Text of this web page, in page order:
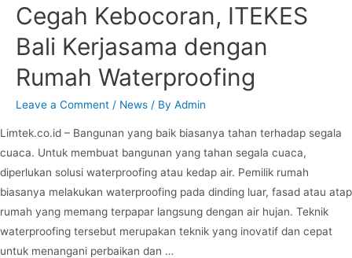
Cegah Kebocoran, ITEKES
Bali Kerjasama dengan
Rumah Waterproofing
Leave a Comment / News / By Admin
Limtek.co.id – Bangunan yang baik biasanya tahan terhadap segala
cuaca. Untuk membuat bangunan yang tahan segala cuaca,
diperlukan solusi waterproofing atau kedap air. Pemilik rumah
biasanya melakukan waterproofing pada dinding luar, fasad atau atap
rumah yang memang terpapar langsung dengan air hujan. Teknik
waterproofing tersebut merupakan teknik yang inovatif dan cepat
untuk menangani perbaikan dan …